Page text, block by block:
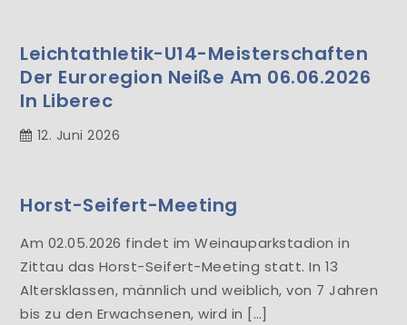
Leichtathletik-U14-Meisterschaften
Der Euroregion Neiße Am 06.06.2026
In Liberec
12. Juni 2026
Horst-Seifert-Meeting
Am 02.05.2026 findet im Weinauparkstadion in
Zittau das Horst-Seifert-Meeting statt. In 13
Altersklassen, männlich und weiblich, von 7 Jahren
bis zu den Erwachsenen, wird in […]